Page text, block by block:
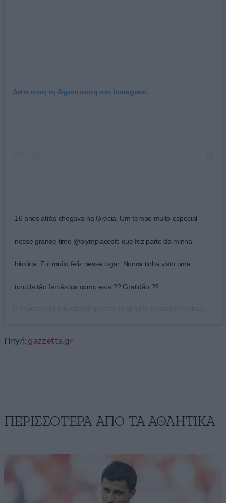
Δείτε αυτή τη δημοσίευση στο Instagram.
16 anos atrás chegava na Grécia. Um tempo muito especial
nesse grande time @olympiacosfc que fez parte da minha
história. Fui muito feliz nesse lugar. Nunca tinha visto uma
torcida tão fantástica como esta.?? Gratidão ??
Πηγή: gazzetta.gr
ΠΕΡΙΣΣΟΤΕΡΑ ΑΠΟ ΤA ΑΘΛΗΤΙΚΑ